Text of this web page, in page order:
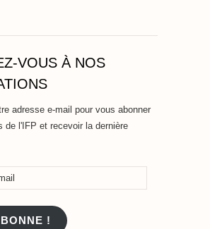
VOUS À NOS
adresse e-mail pour vous abonner
de l'IFP et recevoir la dernière
!